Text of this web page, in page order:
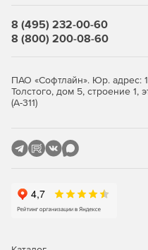
помощью логического,
дискового хранилища.
Professional 5-Client
серверный
Простота в
стратегии
8 (495) 232-00-60
8 (800) 200-08-60
ПАО «Софтлайн». Юр. адрес:
Толстого, дом 5, строение
(А-311)